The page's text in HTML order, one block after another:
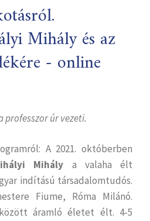
Mihály és az
- online
professzor úr vezeti.
A 2021. októberben
Mihály a valaha élt
indítású társadalomtudós.
Fiume, Róma Milánó.
áramló életet élt. 4-5